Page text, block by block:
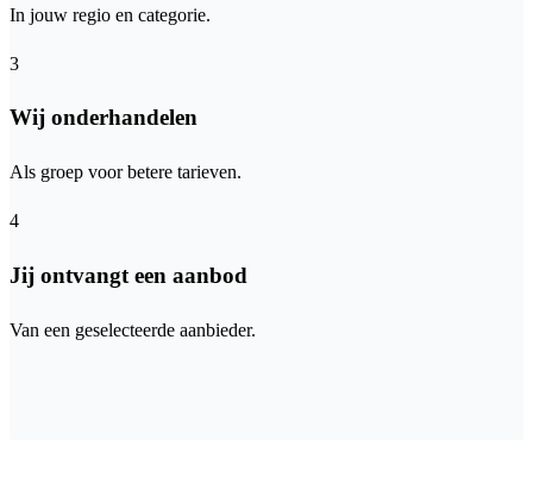
In jouw regio en categorie.
3
Wij onderhandelen
Als groep voor betere tarieven.
4
Jij ontvangt een aanbod
Van een geselecteerde aanbieder.